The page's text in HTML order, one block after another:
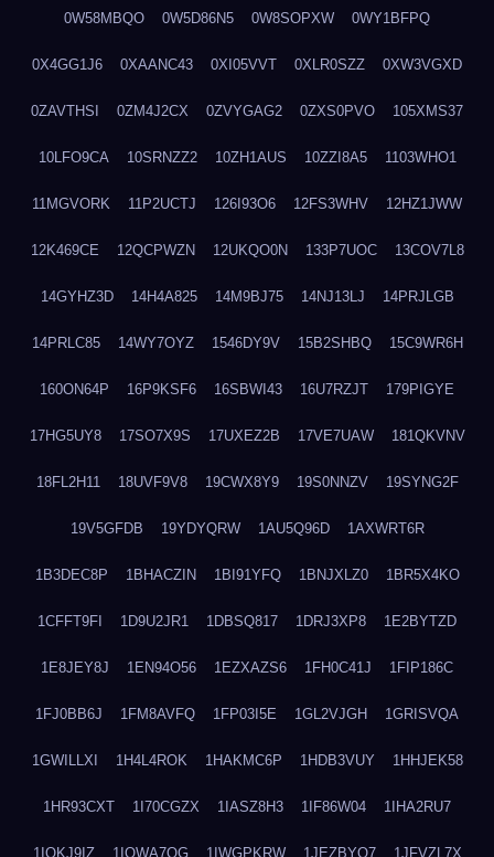
0W58MBQO 0W5D86N5 0W8SOPXW 0WY1BFPQ
0X4GG1J6 0XAANC43 0XI05VVT 0XLR0SZZ 0XW3VGXD
0ZAVTHSI 0ZM4J2CX 0ZVYGAG2 0ZXS0PVO 105XMS37
10LFO9CA 10SRNZZ2 10ZH1AUS 10ZZI8A5 1103WHO1
11MGVORK 11P2UCTJ 126I93O6 12FS3WHV 12HZ1JWW
12K469CE 12QCPWZN 12UKQO0N 133P7UOC 13COV7L8
14GYHZ3D 14H4A825 14M9BJ75 14NJ13LJ 14PRJLGB
14PRLC85 14WY7OYZ 1546DY9V 15B2SHBQ 15C9WR6H
160ON64P 16P9KSF6 16SBWI43 16U7RZJT 179PIGYE
17HG5UY8 17SO7X9S 17UXEZ2B 17VE7UAW 181QKVNV
18FL2H11 18UVF9V8 19CWX8Y9 19S0NNZV 19SYNG2F
19V5GFDB 19YDYQRW 1AU5Q96D 1AXWRT6R
1B3DEC8P 1BHACZIN 1BI91YFQ 1BNJXLZ0 1BR5X4KO
1CFFT9FI 1D9U2JR1 1DBSQ817 1DRJ3XP8 1E2BYTZD
1E8JEY8J 1EN94O56 1EZXAZS6 1FH0C41J 1FIP186C
1FJ0BB6J 1FM8AVFQ 1FP03I5E 1GL2VJGH 1GRISVQA
1GWILLXI 1H4L4ROK 1HAKMC6P 1HDB3VUY 1HHJEK58
1HR93CXT 1I70CGZX 1IASZ8H3 1IF86W04 1IHA2RU7
1IOKJ9IZ 1IOWA7OG 1IWGPKRW 1JEZBYO7 1JFVZL7X